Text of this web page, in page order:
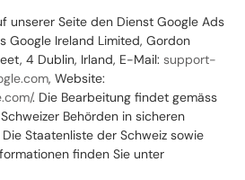
unserer Seite den Dienst Google Ads
Google Ireland Limited, Gordon
4 Dublin, Irland, E-Mail: support-
, Website:
. Die Bearbeitung findet gemäss
Behörden in sicheren
Staatenliste der Schweiz sowie
finden Sie unter